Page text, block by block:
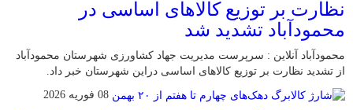
نظارت بر توزیع کالا‌های اساسی در
محمودآباد تشدید شد
محمودآباد آنلاین : سرپرست مدیریت جهاد کشاورزی شهرستان محمودآباد
از تشدید نظارت بر توزیع کالا‌های اساسی دراین شهرستان خبر داد.
08 فوریه 2026